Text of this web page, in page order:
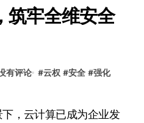
筑牢全维安全
有评论 #云权 #安全 #强化